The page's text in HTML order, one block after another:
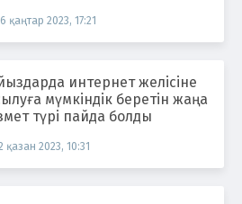
қаңтар 2023, 17:21
интернет желісіне
мүмкіндік беретін жаңа
түрі пайда болды
қазан 2023, 10:31